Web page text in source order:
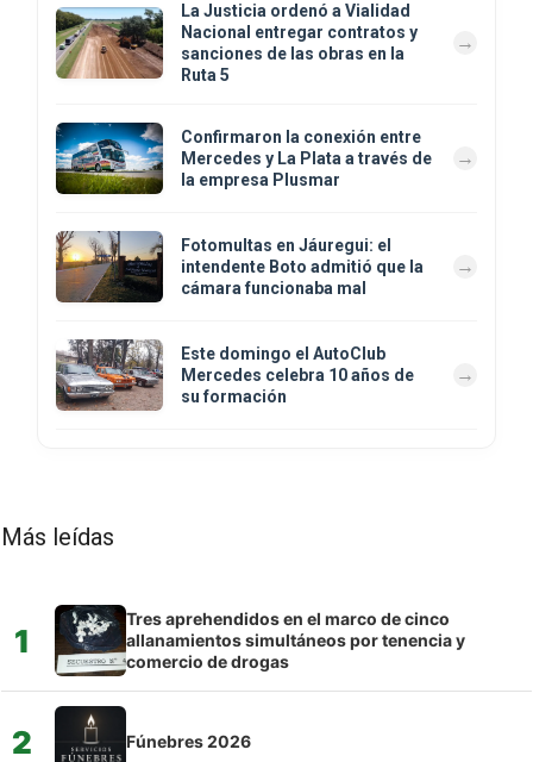
La Justicia ordenó a Vialidad
Nacional entregar contratos y
sanciones de las obras en la
Ruta 5
Confirmaron la conexión entre
Mercedes y La Plata a través de
la empresa Plusmar
Fotomultas en Jáuregui: el
intendente Boto admitió que la
cámara funcionaba mal
Este domingo el AutoClub
Mercedes celebra 10 años de
su formación
Más leídas
1
Tres aprehendidos en el marco de cinco
allanamientos simultáneos por tenencia y
comercio de drogas
2 Fúnebres 2026